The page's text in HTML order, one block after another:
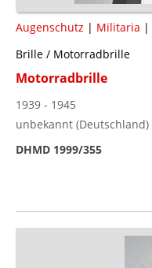
Augenschutz | Militaria |
Brille / Motorradbrille
Motorradbrille
1939 - 1945
unbekannt (Deutschland)
DHMD 1999/355